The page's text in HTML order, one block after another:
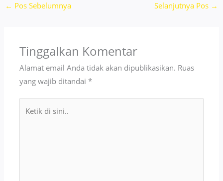
← Pos Sebelumnya Selanjutnya Pos →
Tinggalkan Komentar
Alamat email Anda tidak akan dipublikasikan. Ruas
yang wajib ditandai*